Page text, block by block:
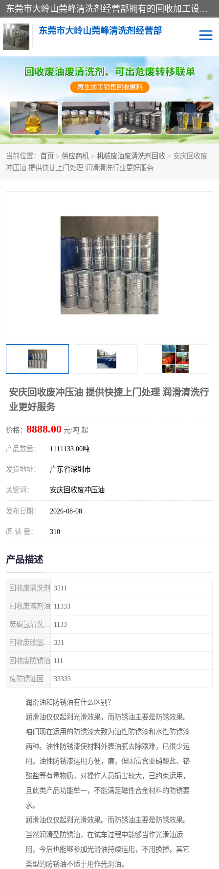
东莞市大岭山莞峰清洗剂经营部拥有的回收加工设备，大量废油回收、废清洗剂回收、废溶剂油回收、机械废油废清洗剂回收、废碳氢回收、碳氢液压油回收、碳氢二氯回收等废清洗剂处理；我们只是提供废旧化工原料的循环使用存放点，执行正规的存放，有正规的回收资质处理。同时我们公司批发零售回收级清洗剂，脱模油再生基础油，质量保证。
东莞市大岭山莞峰清洗剂经营部
当前位置： 首页 > 供应商机 > 机械废油废清洗剂回收 > 安庆回收废
冲压油 提供快捷上门处理 润滑清洗行业更好服务
安庆回收废冲压油 提供快捷上门处理 润滑清洗行
业更好服务
价格： 8888.00 元/吨 起
产品数量： 1111133.00吨
发货地址： 广东省深圳市
关键词： 安庆回收废冲压油
发布日期： 2026-08-08
阅 读 量： 310
产品描述
回收废清洗剂 3311
回收废溶剂油 11333
1133
331
回收废防锈油 111
33333
润滑油和防锈油有什么区别？
润滑油仅仅起到光滑效果，而防锈油主要是防锈效果。
咱们现在运用的防锈漆大致为油性防锈漆和水性防锈漆
两种。油性防锈漆使材料外表油腻去除艰难，已很少运
用。油性防锈漆运用方便，廉，但因富含亚硝酸盐、铬
酸盐等有毒物质，对操作人员损害较大，已约束运用，
且此类产品功能单一，不能满足磁性合金材料的防锈要
求。
润滑油仅仅起到光滑效果。而防锈油主要是防锈效果。
当然润滑型防锈油，在试车过程中能够当作光滑油运
用，今后也能够参加光滑油持续运用，不用换掉。其它
类型的防锈油不适于用作光滑油。
废清洗剂回收
废溶剂油回收 机械废油废清洗剂回收
废碳氢回收 碳氢液压油回收
碳氢二氯回收 回收废三四氯乙烯
上门回收废清洗剂